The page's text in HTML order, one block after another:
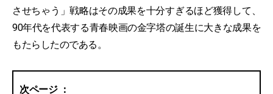
させちゃう」戦略はその成果を十分すぎるほど獲得して、
90年代を代表する青春映画の金字塔の誕生に大きな成果を
もたらしたのである。